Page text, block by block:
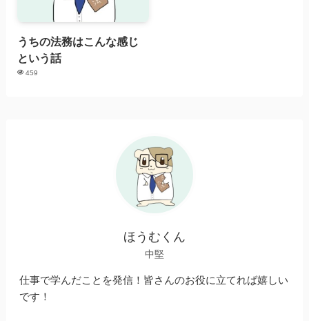
うちの法務はこんな感じ
という話
459
ほうむくん
中堅
仕事で学んだことを発信！皆さんのお役に立てれば嬉しい
です！